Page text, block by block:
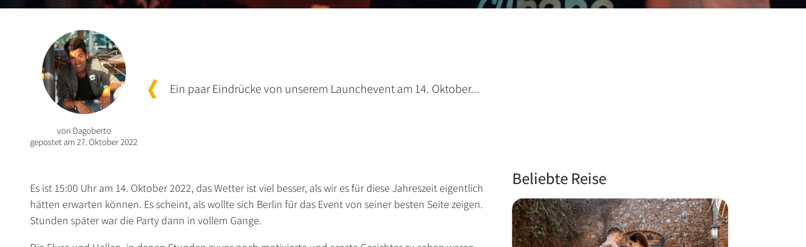
von Dagoberto
gepostet am 27. Oktober 2022
Ein paar Eindrücke von unserem Launchevent am 14. Oktober...
Es ist 15:00 Uhr am 14. Oktober 2022, das Wetter ist viel besser, als wir es für diese Jahreszeit eigentlich
hätten erwarten können. Es scheint, als wollte sich Berlin für das Event von seiner besten Seite zeigen.
Stunden später war die Party dann in vollem Gange.
Beliebte Reise